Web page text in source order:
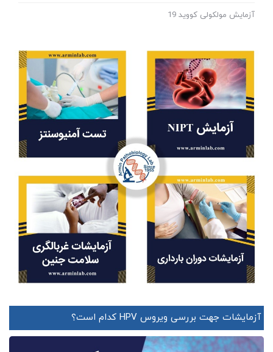
آزمایش مولکولی کووید 19
آزمایشات جهت بررسی ویروس HPV کدام است؟